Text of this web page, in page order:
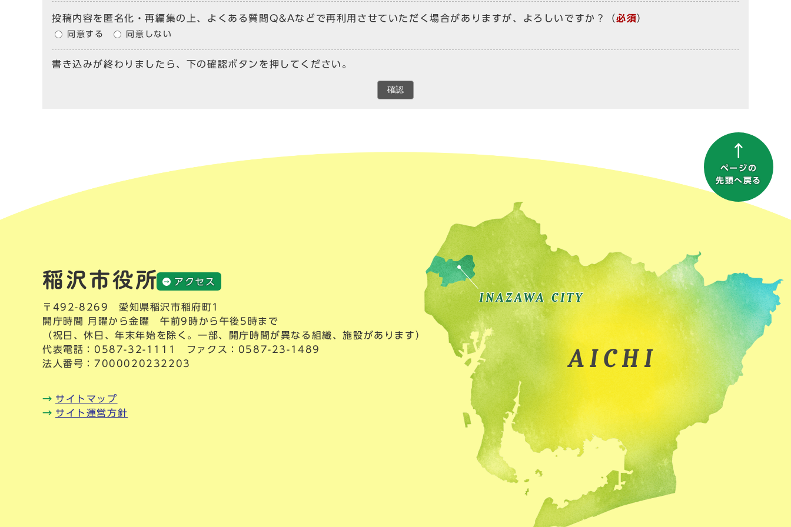
投稿内容を匿名化・再編集の上、よくある質問Q&Aなどで再利用させていただく場合がありますが、よろしいですか？ （必須）
同意する 同意しない
書き込みが終わりましたら、下の確認ボタンを押してください。
確認
ページの
先頭へ戻る
アクセス
〒492-8269 愛知県稲沢市稲府町1
開庁時間 月曜から金曜 午前9時から午後5時まで
（祝日、休日、年末年始を除く。一部、開庁時間が異なる組織、施設があります）
代表電話： 0587-32-1111
ファクス：0587-23-1489
法人番号：7000020232203
サイトマップ
サイト運営方針